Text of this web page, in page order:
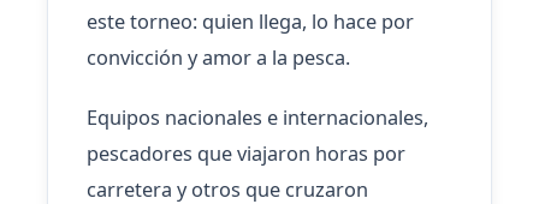
este torneo: quien llega, lo hace por
convicción y amor a la pesca.
Equipos nacionales e internacionales,
pescadores que viajaron horas por
carretera y otros que cruzaron